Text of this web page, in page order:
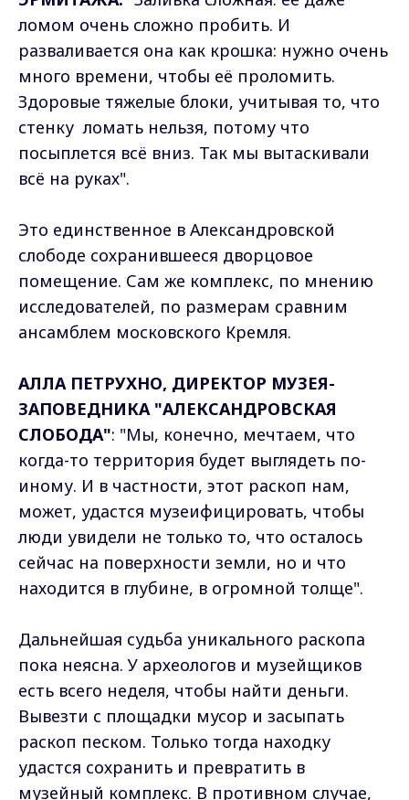
ломом очень сложно пробить. И
разваливается она как крошка: нужно очень
много времени, чтобы её проломить.
Здоровые тяжелые блоки, учитывая то, что
стенку ломать нельзя, потому что
посыплется всё вниз. Так мы вытаскивали
всё на руках".
Это единственное в Александровской
слободе сохранившееся дворцовое
помещение. Сам же комплекс, по мнению
исследователей, по размерам сравним
ансамблем московского Кремля.
АЛЛА ПЕТРУХНО, ДИРЕКТОР МУЗЕЯ-
ЗАПОВЕДНИКА "АЛЕКСАНДРОВСКАЯ
СЛОБОДА": "Мы, конечно, мечтаем, что
когда-то территория будет выглядеть по-
иному. И в частности, этот раскоп нам,
может, удастся музеифицировать, чтобы
люди увидели не только то, что осталось
сейчас на поверхности земли, но и что
находится в глубине, в огромной толще".
Дальнейшая судьба уникального раскопа
пока неясна. У археологов и музейщиков
есть всего неделя, чтобы найти деньги.
Вывезти с площадки мусор и засыпать
раскоп песком. Только тогда находку
удастся сохранить и превратить в
музейный комплекс. В противном случае,